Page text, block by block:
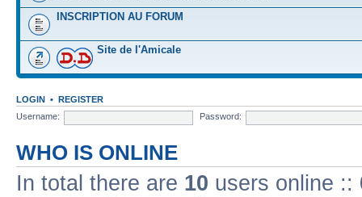
INSCRIPTION AU FORUM
Site de l'Amicale
LOGIN • REGISTER
Username:
Password:
WHO IS ONLINE
In total there are 10 users online ::